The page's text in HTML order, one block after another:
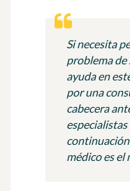
Si necesita
problema de
ayuda en
por una
cabecera
médico es el